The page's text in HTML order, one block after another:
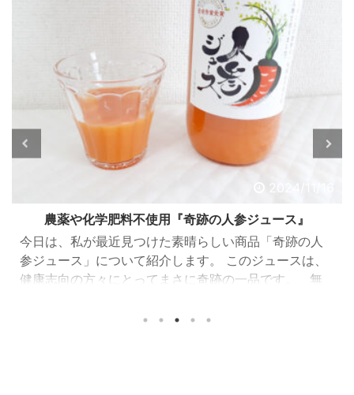
農薬や化学肥料不使用『奇跡の人参ジュース』
今日は、私が最近見つけた素晴らしい商品「奇跡の人
参ジュース」について紹介します。 このジュースは、
健康志向の方々にとってまさに奇跡の一品です。 無
「奇跡の人参ジュース」は、出入口崇仁農園で育てら